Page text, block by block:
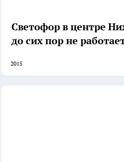
Светофор в центре
до сих пор не
2015